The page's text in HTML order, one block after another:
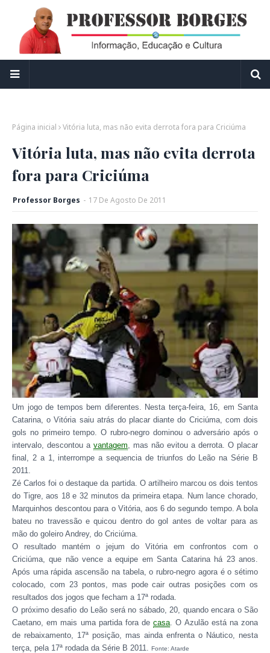
Página inicial Vitória luta, mas não evita derrota fora para Criciúma
Vitória luta, mas não evita derrota
fora para Criciúma
Professor Borges - 17 De Agosto De 2011
Um jogo de tempos bem diferentes. Nesta terça-feira, 16, em Santa
Catarina, o Vitória saiu atrás do placar diante do Criciúma, com dois
gols no primeiro tempo. O rubro-negro dominou o adversário após o
intervalo, descontou a vantagem , mas não evitou a derrota. O placar
final, 2 a 1, interrompe a sequencia de triunfos do Leão na Série B
2011.
Zé Carlos foi o destaque da partida. O artilheiro marcou os dois tentos
do Tigre, aos 18 e 32 minutos da primeira etapa. Num lance chorado,
Marquinhos descontou para o Vitória, aos 6 do segundo tempo. A bola
bateu no travessão e quicou dentro do gol antes de voltar para as
mão do goleiro Andrey, do Criciúma.
O resultado mantém o jejum do Vitória em confrontos com o
Criciúma, que não vence a equipe em Santa Catarina há 23 anos.
Após uma rápida ascensão na tabela, o rubro-negro agora é o sétimo
colocado, com 23 pontos, mas pode cair outras posições com os
resultados dos jogos que fecham a 17ª rodada.
O próximo desafio do Leão será no sábado, 20, quando encara o São
Caetano, em mais uma partida fora decasa . O Azulão está na zona
de rebaixamento, 17ª posição, mas ainda enfrenta o Náutico, nesta
terça, pela 17ª rodada da Série B 2011.
Fonte: Atarde